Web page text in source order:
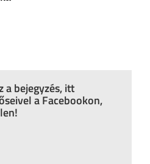
a bejegyzés, itt
a Facebookon,